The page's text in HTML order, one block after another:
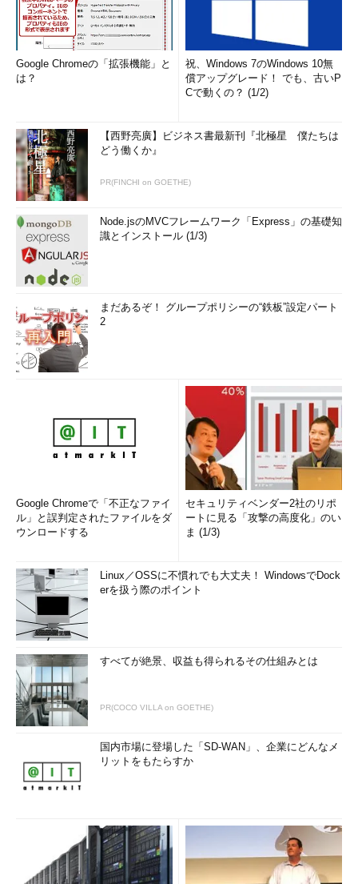
Google Chromeの「拡張機能」と
は？
祝、Windows 7のWindows 10無
償アップグレード！ でも、古いP
Cで動くの？ (1/2)
【西野亮廣】ビジネス書最新刊『北極星 僕たちは
どう働くか』
PR(FINCHI on GOETHE)
Node.jsのMVCフレームワーク「Express」の基礎知
識とインストール (1/3)
まだあるぞ！ グループポリシーの“鉄板”設定パート
2
Google Chromeで「不正なファイ
ル」と誤判定されたファイルをダ
ウンロードする
セキュリティベンダー2社のリポ
ートに見る「攻撃の高度化」のい
ま (1/3)
Linux／OSSに不慣れでも大丈夫！ WindowsでDock
erを扱う際のポイント
すべてが絶景、収益も得られるその仕組みとは
PR(COCO VILLA on GOETHE)
国内市場に登場した「SD-WAN」、企業にどんなメ
リットをもたらすか